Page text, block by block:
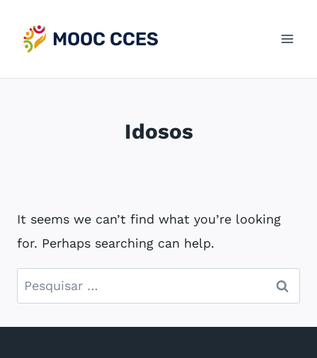
MOOC CCES
Idosos
It seems we can’t find what you’re looking
for. Perhaps searching can help.
Pesquisar
por: